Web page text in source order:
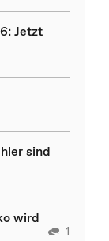
Jetzt
sind
wird
1